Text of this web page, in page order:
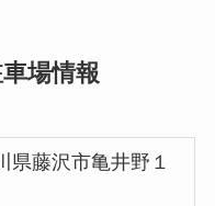
場情報
県藤沢市亀井野１